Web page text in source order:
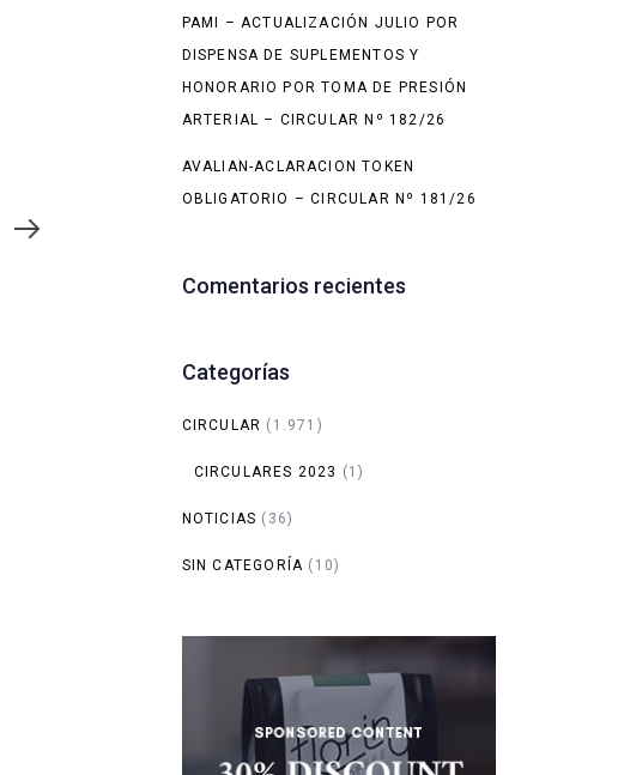
PAMI – ACTUALIZACIÓN JULIO POR
DISPENSA DE SUPLEMENTOS Y
HONORARIO POR TOMA DE PRESIÓN
ARTERIAL – CIRCULAR Nº 182/26
AVALIAN-ACLARACION TOKEN
OBLIGATORIO – CIRCULAR Nº 181/26
Comentarios recientes
Categorías
CIRCULAR (1.971)
CIRCULARES 2023 (1)
NOTICIAS (36)
SIN CATEGORÍA (10)